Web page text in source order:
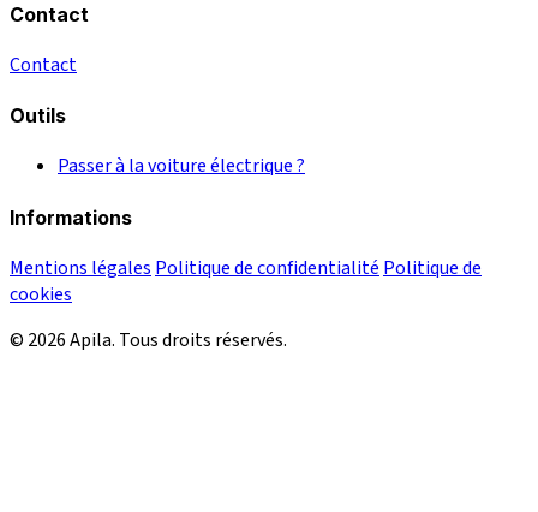
Contact
Contact
Outils
Passer à la voiture électrique ?
Informations
Mentions légales Politique de confidentialité Politique de
cookies
© 2026 Apila. Tous droits réservés.